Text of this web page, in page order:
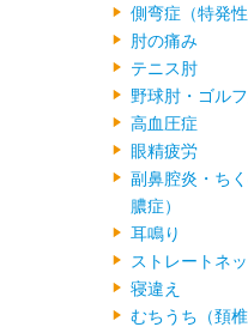
側弯症（特発性
肘の痛み
テニス肘
野球肘・ゴル
高血圧症
眼精疲労
副鼻腔炎・ち
膿症）
耳鳴り
ストレートネ
寝違え
むちうち（頚椎